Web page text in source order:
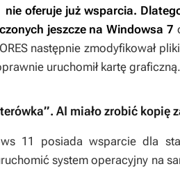
oferuje już wsparcia.
jeszcze na Windowsa 7
następnie zmodyfikował
uruchomił kartę graficzną.
AI miało zrobić kopię
11 posiada wsparcie dla
system operacyjny na